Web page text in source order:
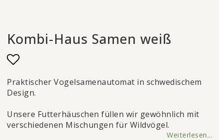
Kombi-Haus Samen weiß
Add to list of favorites
Praktischer Vogelsamenautomat in schwedischem
Design.
Unsere Futterhäuschen füllen wir gewöhnlich mit
verschiedenen Mischungen für Wildvögel.
Weiterlesen...